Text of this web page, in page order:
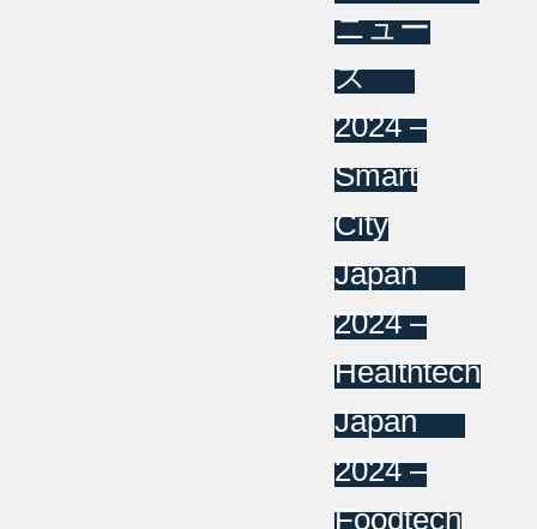
ニュー
ス
2024 –
Smart
City
Japan
2024 –
Healthtech
Japan
2024 –
Foodtech